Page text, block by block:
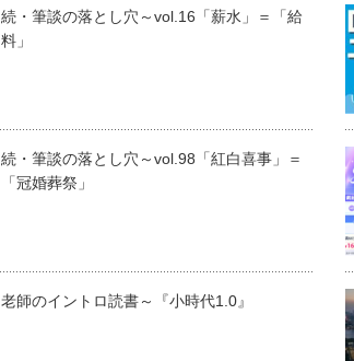
続・筆談の落とし穴～vol.16「薪水」＝「給
料」
続・筆談の落とし穴～vol.98「紅白喜事」＝
「冠婚葬祭」
老師のイントロ読書～『小時代1.0』